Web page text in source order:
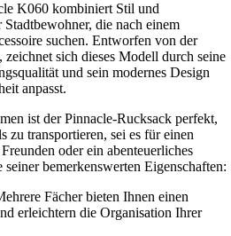
K060 kombiniert Stil und
die nach einem
suchen. Entworfen von der
sich dieses Modell durch seine
und sein modernes Design
anpasst.
ist der Pinnacle-Rucksack perfekt,
zu transportieren, sei es für einen
oder ein abenteuerliches
bemerkenswerten Eigenschaften:
Fächer bieten Ihnen einen
erleichtern die Organisation Ihrer